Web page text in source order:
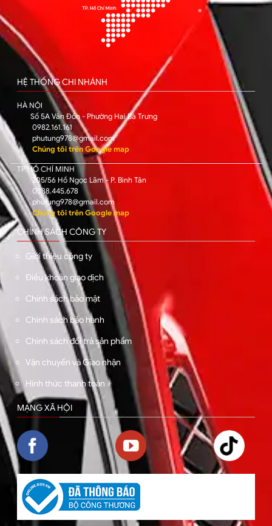
HỆ THỐNG CHI NHÁNH
HÀ NỘI
Số 5A Vân Đồn - Phường Hai Bà Trưng
0982.161.161
phutung978@gmail.com
Chúng tôi trên Google map
TP HỒ CHÍ MINH
205/56 Hồ Ngọc Lãm - P. Bình Tân
0588.445.678
phutung978@gmail.com
Chúng tôi trên Google map
CHÍNH SÁCH CÔNG TY
Giới thiệu công ty
Điều khoản giao dịch
Chính sách bảo mật
Chính sách bảo hành
Chính sách đổi trả sản phẩm
Vận chuyển và Giao nhận
Hình thức thanh toán
MẠNG XÃ HỘI